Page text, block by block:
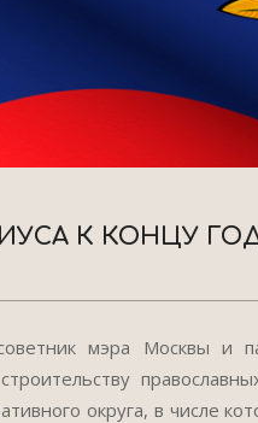
К КОНЦУ
мэра Москвы и
округа, в числе